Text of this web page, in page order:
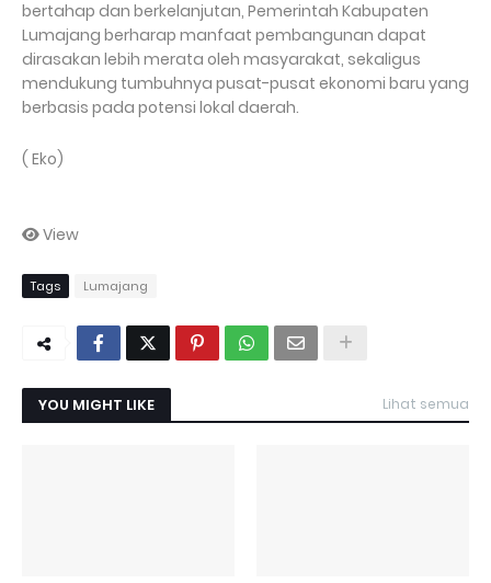
bertahap dan berkelanjutan, Pemerintah Kabupaten
Lumajang berharap manfaat pembangunan dapat
dirasakan lebih merata oleh masyarakat, sekaligus
mendukung tumbuhnya pusat-pusat ekonomi baru yang
berbasis pada potensi lokal daerah.
( Eko)
View
Tags Lumajang
YOU MIGHT LIKE Lihat semua